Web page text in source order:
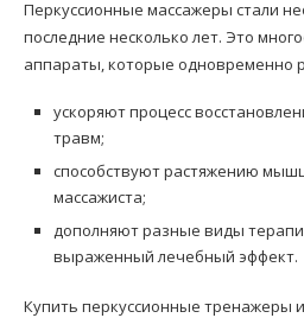
Перкуссионные массажеры стали
последние несколько лет. Это
аппараты, которые одновременно
ускоряют процесс
травм;
способствуют растяжению мышц
массажиста;
дополняют разные виды
выраженный лечебный эффект.
Купить перкуссионные тренажеры